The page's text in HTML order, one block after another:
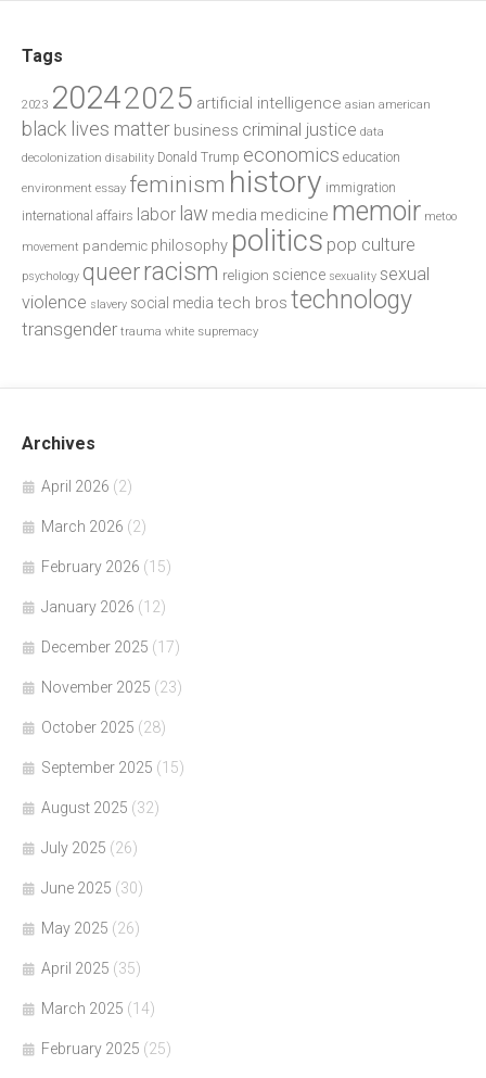
Tags
2023 20242025 artificial intelligence asian american
black lives matter business criminal justice data
decolonization disability Donald Trump economics education
environment essay feminism history immigration
international affairs labor law media medicine memoir metoo
movement pandemic philosophy politics pop culture
psychology queerracism religion science sexuality sexual
violence slavery social media tech bros technology
transgender trauma white supremacy
Archives
April 2026 (2)
March 2026 (2)
February 2026 (15)
January 2026 (12)
December 2025 (17)
November 2025 (23)
October 2025 (28)
September 2025 (15)
August 2025 (32)
July 2025 (26)
June 2025 (30)
May 2025 (26)
April 2025 (35)
March 2025 (14)
February 2025 (25)